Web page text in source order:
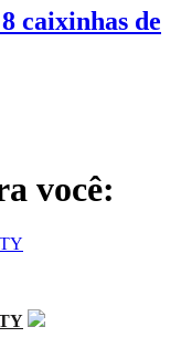
caixinhas de
você: